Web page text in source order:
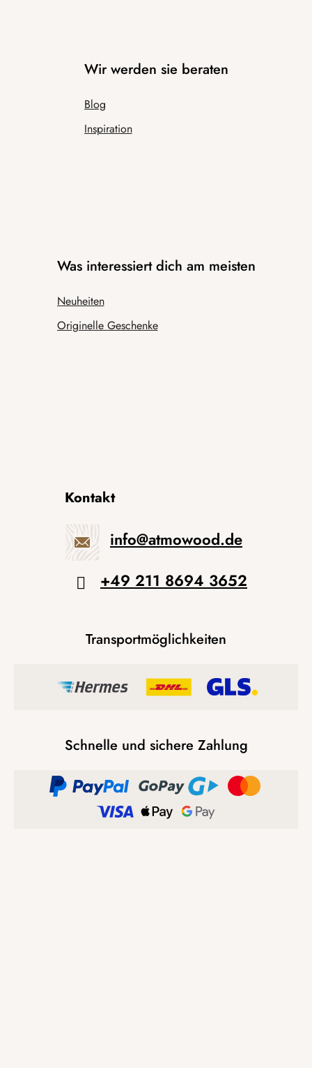
Wir werden sie beraten
Blog
Inspiration
Was interessiert dich am meisten
Neuheiten
Originelle Geschenke
Kontakt
info@atmowood.de
+49 211 8694 3652
Transportmöglichkeiten
Schnelle und sichere Zahlung